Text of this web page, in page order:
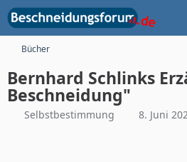
Bücher
Bernhard Schlinks
Beschneidung"
Selbstbestimmung 8. Juni